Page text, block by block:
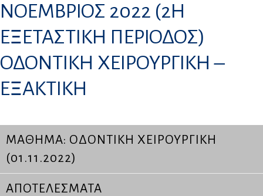
ΝΟΕΜΒΡΙΟΣ 2022 (2Η
ΕΞΕΤΑΣΤΙΚΗ ΠΕΡΙΟΔΟΣ)
ΟΔΟΝΤΙΚΗ ΧΕΙΡΟΥΡΓΙΚΗ –
ΕΞΑΚΤΙΚΗ
ΜΑΘΗΜΑ: ΟΔΟΝΤΙΚΗ ΧΕΙΡΟΥΡΓΙΚΗ
(01.11.2022)
ΑΠΟΤΕΛΕΣΜΑΤΑ